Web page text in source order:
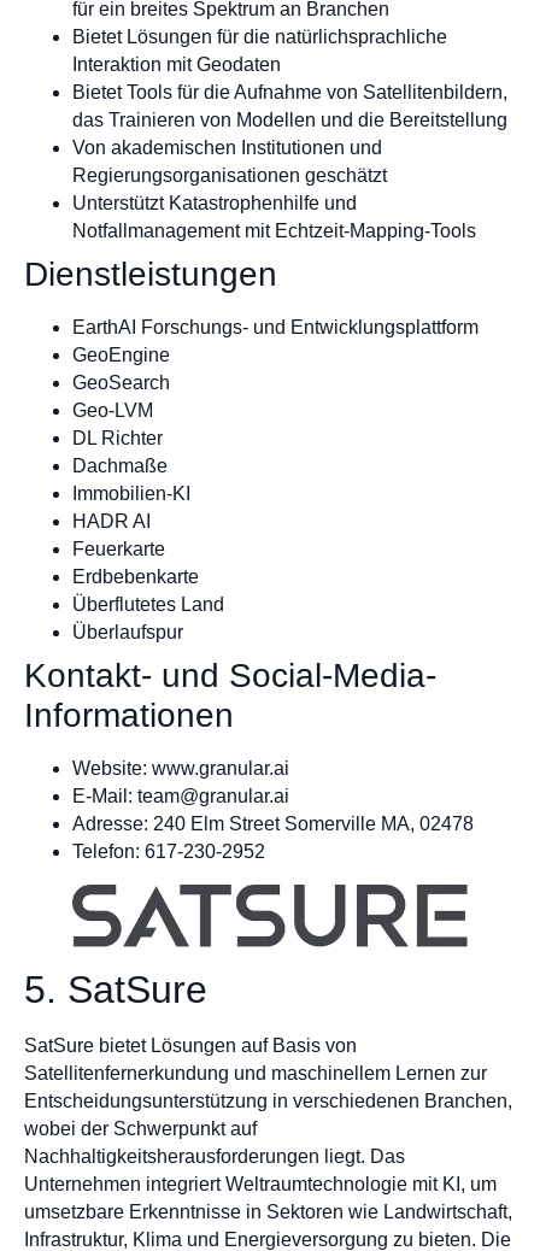
für ein breites Spektrum an Branchen
Bietet Lösungen für die natürlichsprachliche
Interaktion mit Geodaten
Bietet Tools für die Aufnahme von Satellitenbildern,
das Trainieren von Modellen und die Bereitstellung
Von akademischen Institutionen und
Regierungsorganisationen geschätzt
Unterstützt Katastrophenhilfe und
Notfallmanagement mit Echtzeit-Mapping-Tools
Dienstleistungen
EarthAI Forschungs- und Entwicklungsplattform
GeoEngine
GeoSearch
Geo-LVM
DL Richter
Dachmaße
Immobilien-KI
HADR AI
Feuerkarte
Erdbebenkarte
Überflutetes Land
Überlaufspur
Kontakt- und Social-Media-
Informationen
Website: www.granular.ai
E-Mail: team@granular.ai
Adresse: 240 Elm Street Somerville MA, 02478
Telefon: 617-230-2952
5. SatSure
SatSure bietet Lösungen auf Basis von
Satellitenfernerkundung und maschinellem Lernen zur
Entscheidungsunterstützung in verschiedenen Branchen,
wobei der Schwerpunkt auf
Nachhaltigkeitsherausforderungen liegt. Das
Unternehmen integriert Weltraumtechnologie mit KI, um
umsetzbare Erkenntnisse in Sektoren wie Landwirtschaft,
Infrastruktur, Klima und Energieversorgung zu bieten. Die